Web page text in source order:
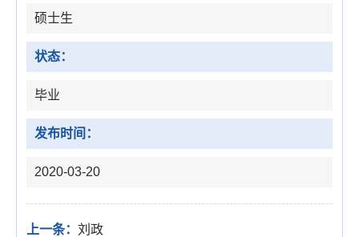
硕士生
状态：
毕业
发布时间：
2020-03-20
上一条： 刘政